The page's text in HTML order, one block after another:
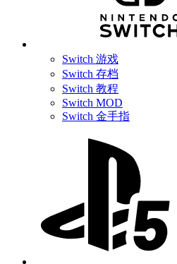
Switch 游戏
Switch 存档
Switch 教程
Switch MOD
Switch 金手指